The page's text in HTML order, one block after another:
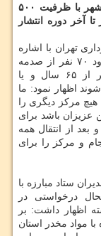
ها همراهی كنند سامانسرای خاورشهر با ظرفیت ۵۰۰
متجاهر تا آخر دوره انتشار
تهران با اشاره
به اینكه در سامانسرای خاورشهر هم اكنون حدود ۷۰ نفر از صدمه
دیدگان اجتماعی كه شرایطی چون سن بیشتر از ۶۵ سال و یا
اظهار نمود: ما
هیچ مركز دیگری را
عزیزان باشد برای
بعد از انتقال همه
و مركز را برای
ستاد مبارزه با
درخواستی در
اظهار داشت: بر
با مواد مخدر استان